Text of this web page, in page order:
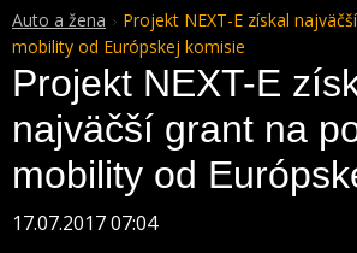
Auto a žena
Projekt NEXT-E získal
mobility od Európskej komisie
Projekt NEXT-E
najväčší grant na
mobility od
17.07.2017 07:04